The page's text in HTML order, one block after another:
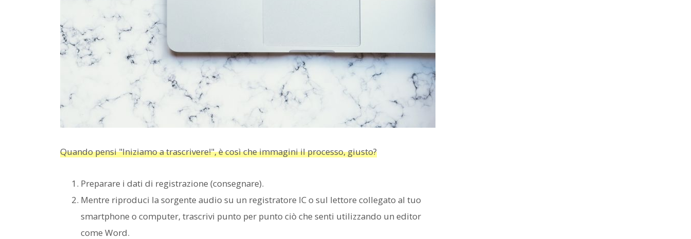
Quando pensi "Iniziamo a trascrivere!", è così che immagini il processo, giusto?
Preparare i dati di registrazione (consegnare).
Mentre riproduci la sorgente audio su un registratore IC o sul lettore collegato al tuo
smartphone o computer, trascrivi punto per punto ciò che senti utilizzando un editor
come Word.